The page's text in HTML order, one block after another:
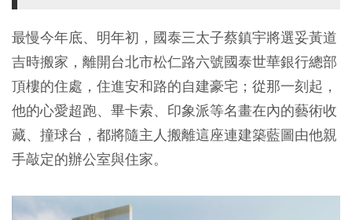
最慢今年底、明年初，國泰三太子蔡鎮宇將選妥黃道
吉時搬家，離開台北市松仁路六號國泰世華銀行總部
頂樓的住處，住進安和路的自建豪宅；從那一刻起，
他的心愛超跑、畢卡索、印象派等名畫在內的藝術收
藏、撞球台，都將隨主人搬離這座連建築藍圖由他親
手敲定的辦公室與住家。